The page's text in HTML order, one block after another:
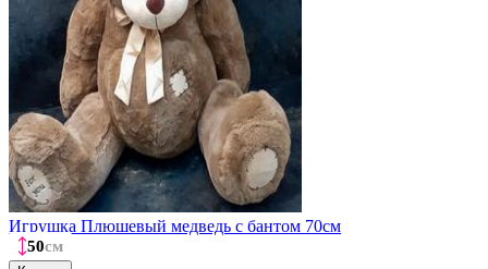
50см
50см
50см
50см
Игрушка Плюшевый медведь с бантом 70см
5980₽